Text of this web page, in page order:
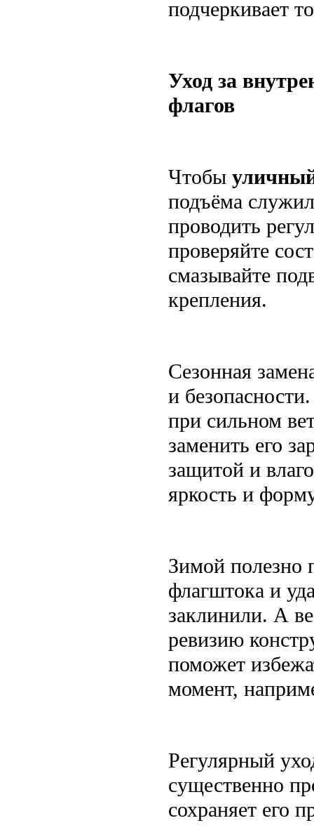
подчеркивает
Уход за
флагов
Чтобы
подъёма
проводить
проверяйте
смазывайте
крепления.
Сезонная
и
при сильном
заменить его
защитой и
яркость и
Зимой полезно
флагштока и
заклинили. А
ревизию
поможет
момент,
Регулярный
существенно
сохраняет его